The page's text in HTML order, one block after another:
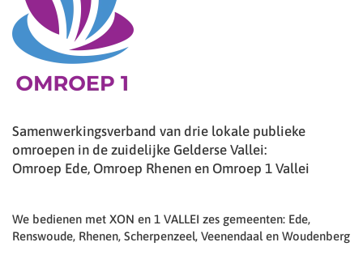
Samenwerkingsverband van drie lokale publieke
omroepen in de zuidelijke Gelderse Vallei:
Omroep Ede, Omroep Rhenen en Omroep 1 Vallei
We bedienen met XON en 1 VALLEI zes gemeenten: Ede,
Renswoude, Rhenen, Scherpenzeel, Veenendaal en Woudenberg